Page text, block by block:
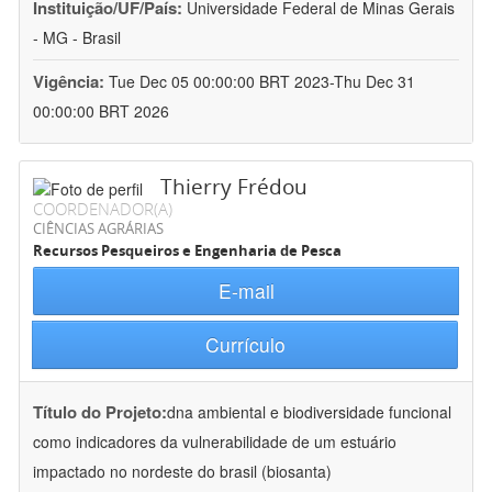
Instituição/UF/País: Universidade Federal de Minas Gerais
- MG - Brasil
Vigência: Tue Dec 05 00:00:00 BRT 2023-Thu Dec 31
00:00:00 BRT 2026
Thierry Frédou
COORDENADOR(A)
CIÊNCIAS AGRÁRIAS
Recursos Pesqueiros e Engenharia de Pesca
E-mail
Currículo
Título do Projeto:dna ambiental e biodiversidade funcional
como indicadores da vulnerabilidade de um estuário
impactado no nordeste do brasil (biosanta)